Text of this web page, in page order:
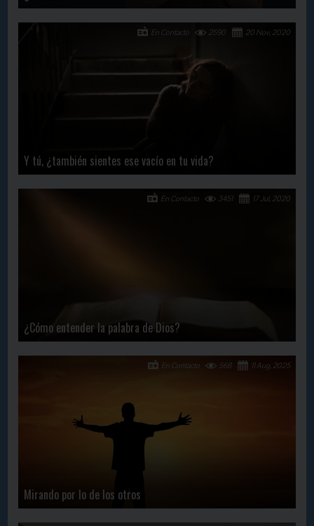
Y tú, ¿también sientes ese vacío en tu vida?
20 Nov, 2020
2590
En Contacto
¿Cómo entender la palabra de Dios?
17 Jul, 2020
3451
En Contacto
Mirando por lo de los otros
11 Aug, 2025
568
En Contacto